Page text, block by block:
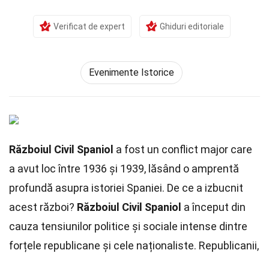
Verificat de expert Ghiduri editoriale
Evenimente Istorice
Războiul Civil Spaniol a fost un conflict major care
a avut loc între 1936 și 1939, lăsând o amprentă
profundă asupra istoriei Spaniei. De ce a izbucnit
acest război? Războiul Civil Spaniol a început din
cauza tensiunilor politice și sociale intense dintre
forțele republicane și cele naționaliste. Republicanii,